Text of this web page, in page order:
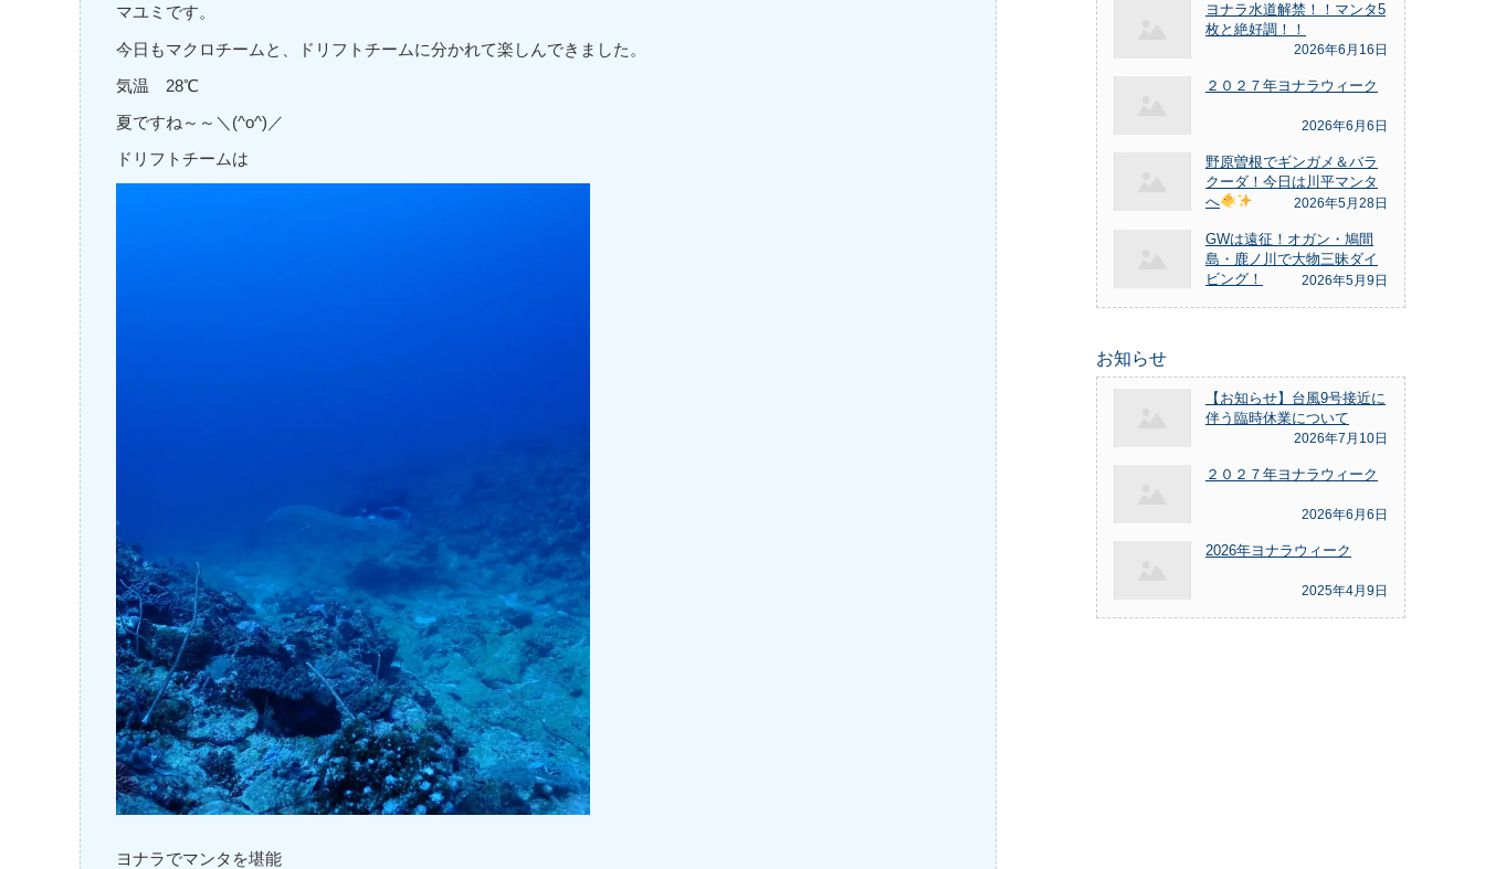
マユミです。
今日もマクロチームと、ドリフトチームに分かれて楽しんできました。
気温 28℃
夏ですね～～＼(^o^)／
ドリフトチームは
ヨナラでマンタを堪能
ヨナラ水道解禁！！マンタ5
枚と絶好調！！
2026年6月16日
２０２７年ヨナラウィーク
2026年6月6日
野原曽根でギンガメ＆バラ
クーダ！今日は川平マンタ
へ
2026年5月28日
GWは遠征！オガン・鳩間
島・鹿ノ川で大物三昧ダイ
ビング！
2026年5月9日
お知らせ
【お知らせ】台風9号接近に
伴う臨時休業について
2026年7月10日
２０２７年ヨナラウィーク
2026年6月6日
2026年ヨナラウィーク
2025年4月9日